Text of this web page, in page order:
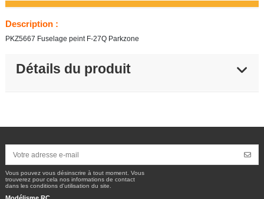
Description :
PKZ5667 Fuselage peint F-27Q Parkzone
Détails du produit
Vous pouvez vous désinscrire à tout moment. Vous
trouverez pour cela nos informations de contact
dans les conditions d'utilisation du site.